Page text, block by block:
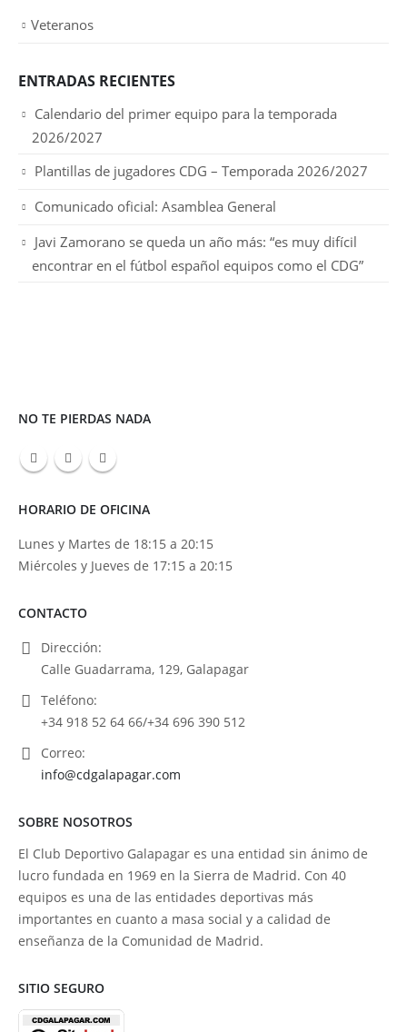
Veteranos
ENTRADAS RECIENTES
Calendario del primer equipo para la temporada
2026/2027
Plantillas de jugadores CDG – Temporada 2026/2027
Comunicado oficial: Asamblea General
Javi Zamorano se queda un año más: “es muy difícil
encontrar en el fútbol español equipos como el CDG”
NO TE PIERDAS NADA
HORARIO DE OFICINA
Lunes y Martes de 18:15 a 20:15
Miércoles y Jueves de 17:15 a 20:15
CONTACTO
Dirección:
Calle Guadarrama, 129, Galapagar
Teléfono:
+34 918 52 64 66/+34 696 390 512
Correo:
info@cdgalapagar.com
SOBRE NOSOTROS
El Club Deportivo Galapagar es una entidad sin ánimo de
lucro fundada en 1969 en la Sierra de Madrid. Con 40
equipos es una de las entidades deportivas más
importantes en cuanto a masa social y a calidad de
enseñanza de la Comunidad de Madrid.
SITIO SEGURO